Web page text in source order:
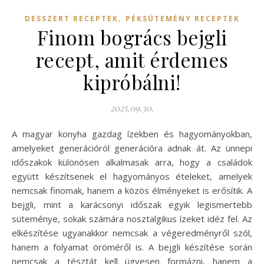
DESSZERT RECEPTEK, PÉKSÜTEMÉNY RECEPTEK
Finom bogrács bejgli
recept, amit érdemes
kipróbálni!
2025.09.30.
A magyar konyha gazdag ízekben és hagyományokban,
amelyeket generációról generációra adnak át. Az ünnepi
időszakok különösen alkalmasak arra, hogy a családok
együtt készítsenek el hagyományos ételeket, amelyek
nemcsak finomak, hanem a közös élményeket is erősítik. A
bejgli, mint a karácsonyi időszak egyik legismertebb
süteménye, sokak számára nosztalgikus ízeket idéz fel. Az
elkészítése ugyanakkor nemcsak a végeredményről szól,
hanem a folyamat öröméről is. A bejgli készítése során
nemcsak a tésztát kell ügyesen formázni, hanem a